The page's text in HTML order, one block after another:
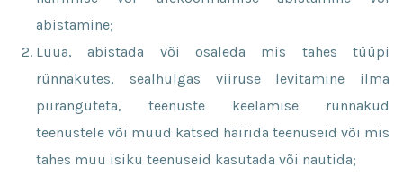
abistamine;
Luua, abistada või osaleda mis tahes tüüpi
rünnakutes, sealhulgas viiruse levitamine ilma
piiranguteta, teenuste keelamise rünnakud
teenustele või muud katsed häirida teenuseid või mis
tahes muu isiku teenuseid kasutada või nautida;